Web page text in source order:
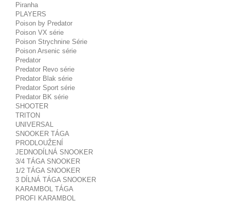
Piranha
PLAYERS
Poison by Predator
Poison VX série
Poison Strychnine Série
Poison Arsenic série
Predator
Predator Revo série
Predator Blak série
Predator Sport série
Predator BK série
SHOOTER
TRITON
UNIVERSAL
SNOOKER TÁGA
PRODLOUŽENÍ
JEDNODÍLNÁ SNOOKER
3/4 TÁGA SNOOKER
1/2 TÁGA SNOOKER
3 DÍLNÁ TÁGA SNOOKER
KARAMBOL TÁGA
PROFI KARAMBOL